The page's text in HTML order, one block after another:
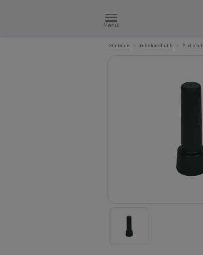
Menu
Startside Tilbehørsbutik Sort